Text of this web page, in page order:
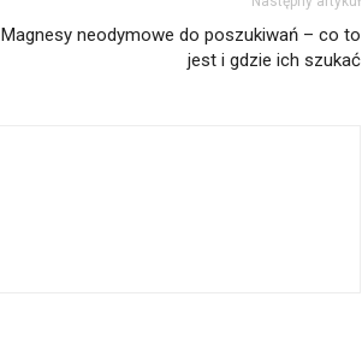
Magnesy neodymowe do poszukiwań – co to
jest i gdzie ich szukać